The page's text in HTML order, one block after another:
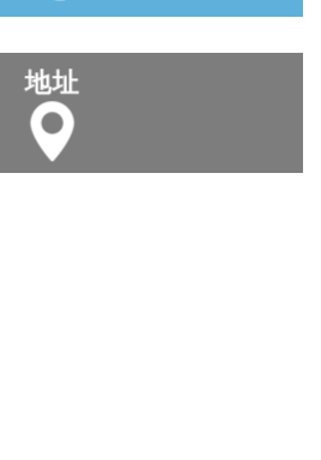
地址